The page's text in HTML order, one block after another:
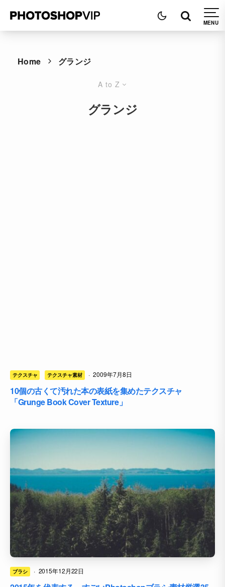
Home グランジ
A to Z
グランジ
テクスチャ テクスチャ素材 · 2009年7月8日
10個の古くて汚れた本の表紙を集めたテクスチャ
「Grunge Book Cover Texture」
ブラシ · 2015年12月22日